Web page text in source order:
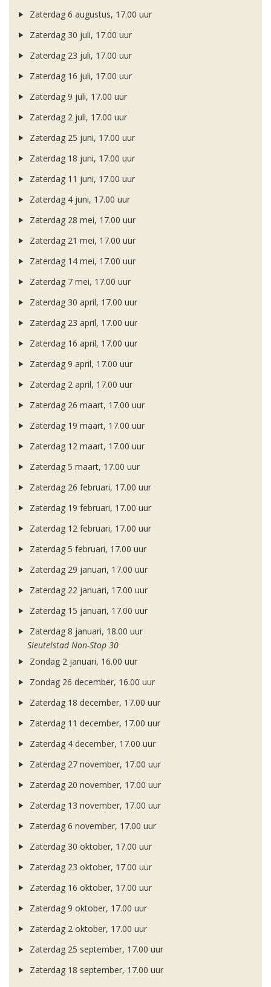
Zaterdag 6 augustus, 17.00 uur
Zaterdag 30 juli, 17.00 uur
Zaterdag 23 juli, 17.00 uur
Zaterdag 16 juli, 17.00 uur
Zaterdag 9 juli, 17.00 uur
Zaterdag 2 juli, 17.00 uur
Zaterdag 25 juni, 17.00 uur
Zaterdag 18 juni, 17.00 uur
Zaterdag 11 juni, 17.00 uur
Zaterdag 4 juni, 17.00 uur
Zaterdag 28 mei, 17.00 uur
Zaterdag 21 mei, 17.00 uur
Zaterdag 14 mei, 17.00 uur
Zaterdag 7 mei, 17.00 uur
Zaterdag 30 april, 17.00 uur
Zaterdag 23 april, 17.00 uur
Zaterdag 16 april, 17.00 uur
Zaterdag 9 april, 17.00 uur
Zaterdag 2 april, 17.00 uur
Zaterdag 26 maart, 17.00 uur
Zaterdag 19 maart, 17.00 uur
Zaterdag 12 maart, 17.00 uur
Zaterdag 5 maart, 17.00 uur
Zaterdag 26 februari, 17.00 uur
Zaterdag 19 februari, 17.00 uur
Zaterdag 12 februari, 17.00 uur
Zaterdag 5 februari, 17.00 uur
Zaterdag 29 januari, 17.00 uur
Zaterdag 22 januari, 17.00 uur
Zaterdag 15 januari, 17.00 uur
Zaterdag 8 januari, 18.00 uur
Sleutelstad Non-Stop 30
Zondag 2 januari, 16.00 uur
Zondag 26 december, 16.00 uur
Zaterdag 18 december, 17.00 uur
Zaterdag 11 december, 17.00 uur
Zaterdag 4 december, 17.00 uur
Zaterdag 27 november, 17.00 uur
Zaterdag 20 november, 17.00 uur
Zaterdag 13 november, 17.00 uur
Zaterdag 6 november, 17.00 uur
Zaterdag 30 oktober, 17.00 uur
Zaterdag 23 oktober, 17.00 uur
Zaterdag 16 oktober, 17.00 uur
Zaterdag 9 oktober, 17.00 uur
Zaterdag 2 oktober, 17.00 uur
Zaterdag 25 september, 17.00 uur
Zaterdag 18 september, 17.00 uur